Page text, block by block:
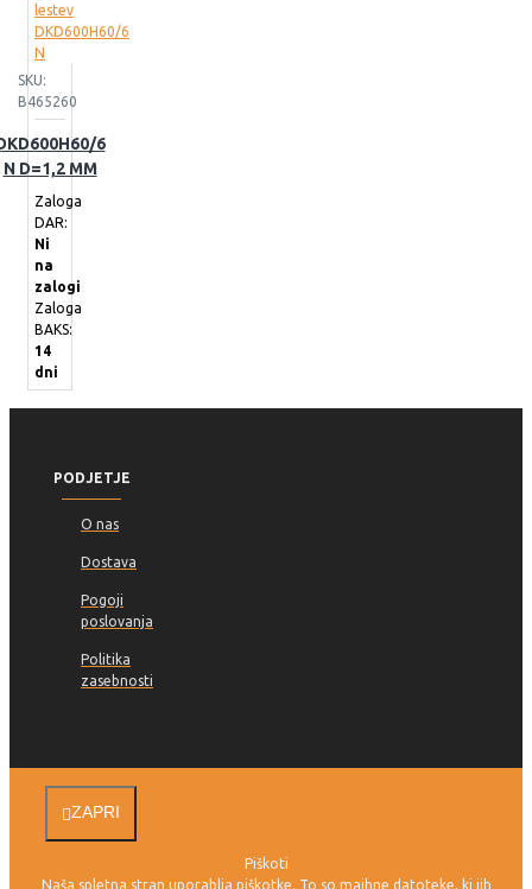
SKU:
B465260
6
N D=1,2 MM
Zaloga
DAR:
Ni
na
zalogi
Zaloga
BAKS:
14
dni
PODJETJE
O nas
Dostava
Pogoji
poslovanja
Politika
zasebnosti
ZAPRI
Piškoti
Naša spletna stran uporablja piškotke. To so majhne datoteke, ki jih